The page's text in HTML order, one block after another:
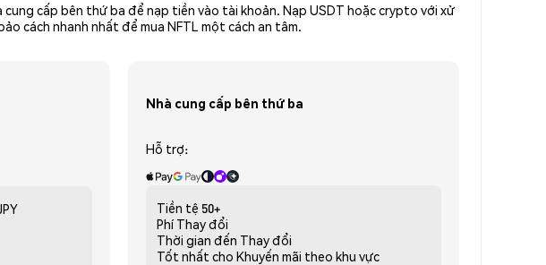
cấp bên thứ ba để nạp tiền vào tài khoản. Nạp USDT hoặc crypto với xử
cách nhanh nhất để mua NFTL một cách an tâm.
Nhà cung cấp bên thứ ba
Hỗ trợ:
Tiền tệ 50+
Phí Thay đổi
Thời gian đến Thay đổi
Tốt nhất cho Khuyến mãi theo khu vực